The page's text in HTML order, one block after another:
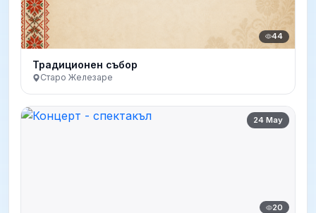
44
Традиционен събор
Старо Железаре
24 May
20